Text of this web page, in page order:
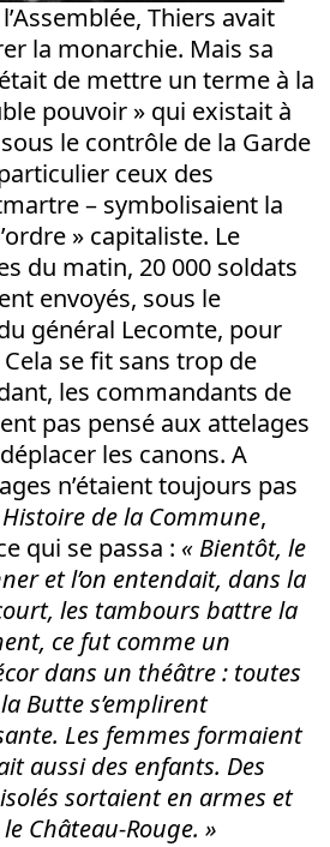
Thiers avait
la monarchie. Mais sa
de mettre un terme à la
pouvoir » qui existait à
le contrôle de la Garde
ceux des
– symbolisaient la
» capitaliste. Le
du matin, 20 000 soldats
envoyés, sous le
général Lecomte, pour
se fit sans trop de
les commandants de
pas pensé aux attelages
les canons. A
n’étaient toujours pas
Histoire de la Commune,
qui se passa : « Bientôt, le
et l’on entendait, dans la
les tambours battre la
ce fut comme un
dans un théâtre : toutes
Butte s’emplirent
Les femmes formaient
aussi des enfants. Des
sortaient en armes et
Château-Rouge. »